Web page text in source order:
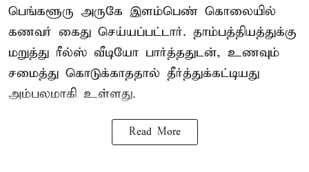
பெங்களூரு அருகே இளம்பெண் கொலையில்
கணவர் கைது செய்யப்பட்டார். தாம்பத்தியத்துக்கு
மறுத்து ரீல்ஸ் வீடியோ பார்த்ததுடன், உணவும்
சமைத்து கொடுக்காததால் தீர்த்துக்கட்டியது
அம்பலமாகி உள்ளது.
Read More